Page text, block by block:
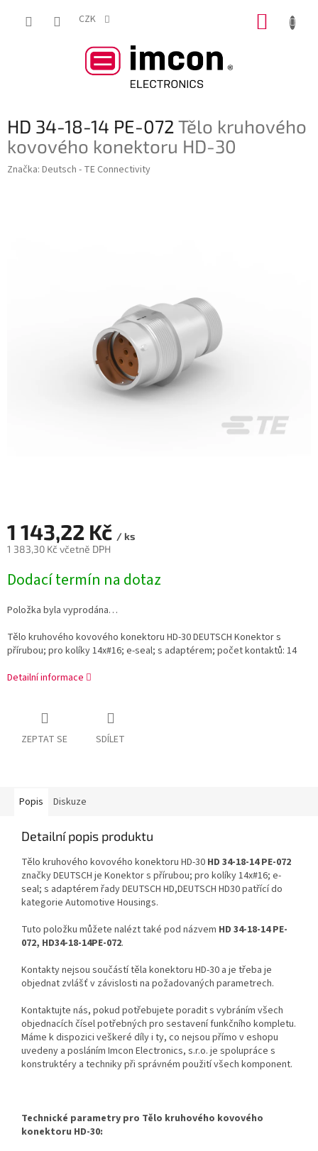
CZK
HD 34-18-14 PE-072Tělo kruhového
kovového konektoru HD-30
Značka: Deutsch - TE Connectivity
1 143,22 Kč / ks
1 383,30 Kč včetně DPH
cena:
Dodací termín na dotaz
Položka byla vyprodána…
Tělo kruhového kovového konektoru HD-30 DEUTSCH Konektor s
přírubou; pro kolíky 14x#16; e-seal; s adaptérem; počet kontaktů: 14
Detailní informace
ZEPTAT SE SDÍLET
Popis Diskuze
Detailní popis produktu
Tělo kruhového kovového konektoru HD-30 HD 34-18-14 PE-072
značky DEUTSCH je Konektor s přírubou; pro kolíky 14x#16; e-
seal; s adaptérem řady DEUTSCH HD,DEUTSCH HD30 patřící do
kategorie Automotive Housings.
Tuto položku můžete nalézt také pod názvem HD 34-18-14 PE-
072, HD34-18-14PE-072.
Kontakty nejsou součástí těla konektoru HD-30 a je třeba je
objednat zvlášť v závislosti na požadovaných parametrech.
Kontaktujte nás, pokud potřebujete poradit s vybráním všech
objednacích čísel potřebných pro sestavení funkčního kompletu.
Máme k dispozici veškeré díly i ty, co nejsou přímo v eshopu
uvedeny a posláním Imcon Electronics, s.r.o. je spolupráce s
konstruktéry a techniky při správném použití všech komponent.
Technické parametry pro Tělo kruhového kovového
konektoru HD-30: